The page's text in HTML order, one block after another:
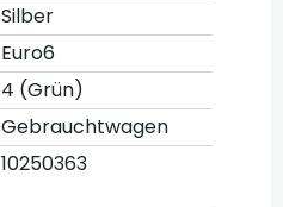
Silber
Euro6
4 (Grün)
Gebrauchtwagen
10250363